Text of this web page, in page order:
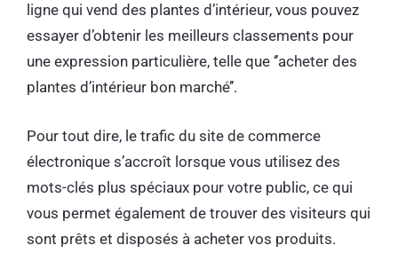
ligne qui vend des plantes d’intérieur, vous pouvez
essayer d’obtenir les meilleurs classements pour
une expression particulière, telle que ‘’acheter des
plantes d’intérieur bon marché’’.
Pour tout dire, le trafic du site de commerce
électronique s’accroît lorsque vous utilisez des
mots-clés plus spéciaux pour votre public, ce qui
vous permet également de trouver des visiteurs qui
sont prêts et disposés à acheter vos produits.